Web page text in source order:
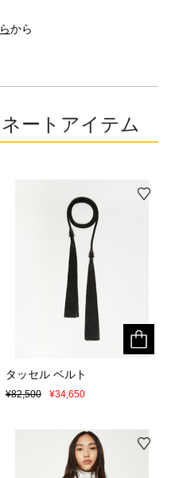
から
ートアイテム
タッセル ベルト
¥82,500 ¥34,650
タッセル ベルト
¥82,500 ¥34,650